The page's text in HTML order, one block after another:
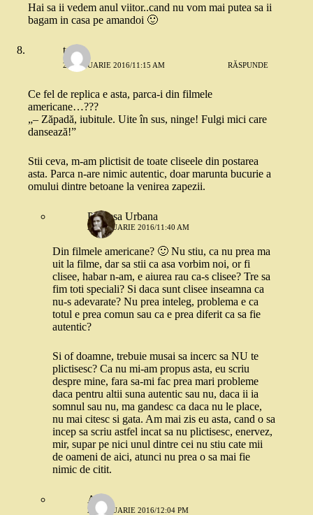
Hai sa ii vedem anul viitor..cand nu vom mai putea sa ii
bagam in casa pe amandoi 🙂
taca
21 IANUARIE 2016/11:15 AM RĂSPUNDE
Ce fel de replica e asta, parca-i din filmele
americane…???
„– Zăpadă, iubitule. Uite în sus, ninge! Fulgi mici care
dansează!”
Stii ceva, m-am plictisit de toate cliseele din postarea
asta. Parca n-are nimic autentic, doar marunta bucurie a
omului dintre betoane la venirea zapezii.
Printesa Urbana
21 IANUARIE 2016/11:40 AM
Din filmele americane? 🙂 Nu stiu, ca nu prea ma
uit la filme, dar sa stii ca asa vorbim noi, or fi
clisee, habar n-am, e aiurea rau ca-s clisee? Tre sa
fim toti speciali? Si daca sunt clisee inseamna ca
nu-s adevarate? Nu prea inteleg, problema e ca
totul e prea comun sau ca e prea diferit ca sa fie
autentic?
Si of doamne, trebuie musai sa incerc sa NU te
plictisesc? Ca nu mi-am propus asta, eu scriu
despre mine, fara sa-mi fac prea mari probleme
daca pentru altii suna autentic sau nu, daca ii ia
somnul sau nu, ma gandesc ca daca nu le place,
nu mai citesc si gata. Am mai zis eu asta, cand o sa
incep sa scriu astfel incat sa nu plictisesc, enervez,
mir, supar pe nici unul dintre cei nu stiu cate mii
de oameni de aici, atunci nu prea o sa mai fie
nimic de citit.
Ana
21 IANUARIE 2016/12:04 PM